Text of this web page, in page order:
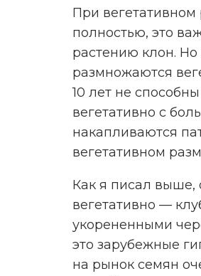
При вегетативном
полностью, это
растению клон. Но
размножаются
10 лет не
вегетативно с
накапливаются
вегетативном
Как я писал выше,
вегетативно —
укорененными
это зарубежные
на рынок семян